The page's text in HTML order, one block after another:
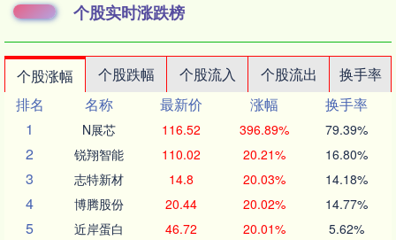
个股实时涨跌榜
个股涨幅 个股跌幅 个股流入 个股流出
换手率
排名
名称 最新价 涨幅
换手率
1
N展芯 116.52 396.89% 79.39%
2 锐翔智能 110.02 20.21% 16.80%
3 志特新材 14.8 20.03% 14.18%
4 博腾股份 20.44 20.02% 14.77%
5 近岸蛋白 46.72 20.01% 5.62%